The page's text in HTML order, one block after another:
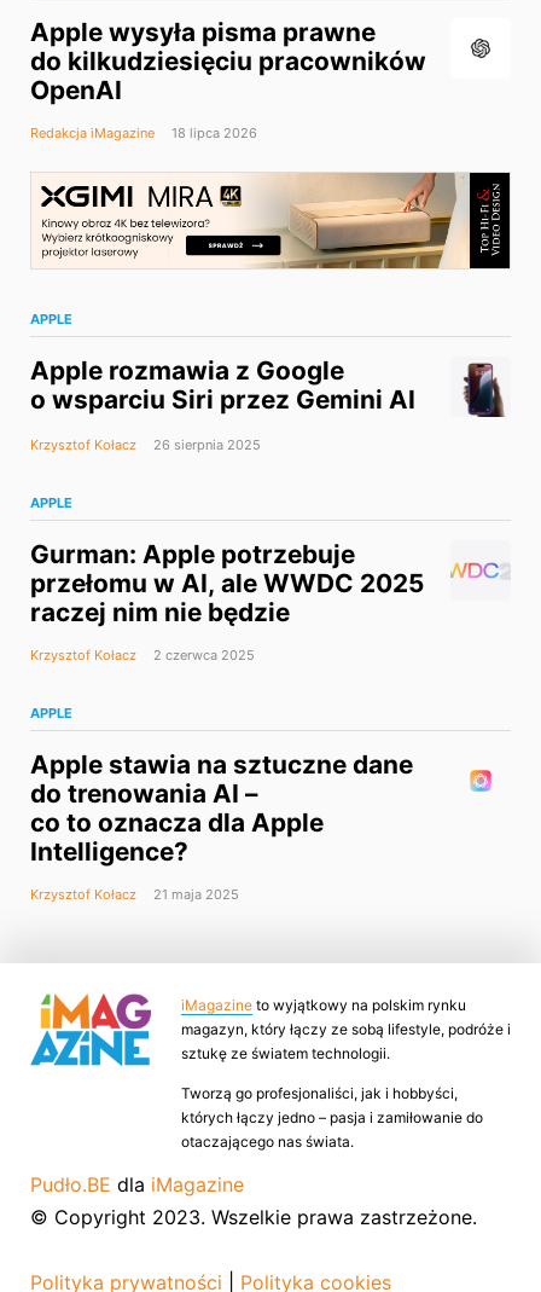
Apple wysyła pisma prawne
do kilkudziesięciu pracowników
OpenAI
Redakcja iMagazine 18 lipca 2026
APPLE
Apple rozmawia z Google
o wsparciu Siri przez Gemini AI
Krzysztof Kołacz 26 sierpnia 2025
APPLE
Gurman: Apple potrzebuje
przełomu w AI, ale WWDC 2025
raczej nim nie będzie
Krzysztof Kołacz 2 czerwca 2025
APPLE
Apple stawia na sztuczne dane
do trenowania AI –
co to oznacza dla Apple
Intelligence?
Krzysztof Kołacz 21 maja 2025
iMagazine to wyjątkowy na polskim rynku
magazyn, który łączy ze sobą lifestyle, podróże i
sztukę ze światem technologii.
Tworzą go profesjonaliści, jak i hobbyści,
których łączy jedno – pasja i zamiłowanie do
otaczającego nas świata.
Pudło.BE dla iMagazine
© Copyright 2023. Wszelkie prawa zastrzeżone.
Polityka prywatności Polityka cookies